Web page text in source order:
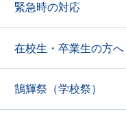
緊急時の対応
在校生・卒業生の方へ
鵠輝祭（学校祭）